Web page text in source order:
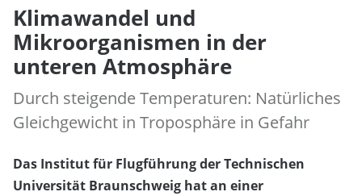
Klimawandel und
Mikroorganismen in der
unteren Atmosphäre
Durch steigende Temperaturen: Natürliches
Gleichgewicht in Troposphäre in Gefahr
Das Institut für Flugführung der Technischen
Universität Braunschweig hat an einer